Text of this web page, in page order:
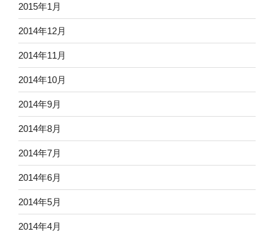
2015年1月
2014年12月
2014年11月
2014年10月
2014年9月
2014年8月
2014年7月
2014年6月
2014年5月
2014年4月